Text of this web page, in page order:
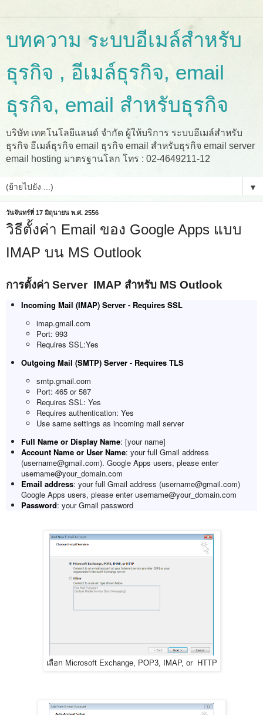
บทความ ระบบอีเมล์สำหรับ
ธุรกิจ , อีเมล์ธุรกิจ, email
ธุรกิจ, email สำหรับธุรกิจ
บริษัท เทคโนโลยีแลนด์ จำกัด ผู้ให้บริการ ระบบอีเมล์สำหรับ
ธุรกิจ อีเมล์ธุรกิจ email ธุรกิจ email สำหรับธุรกิจ email server
email hosting มาตรฐานโลก โทร : 02-4649211-12
▼
วันจันทร์ที่ 17 มิถุนายน พ.ศ. 2556
วิธีตั้งค่า Email ของ Google Apps แบบ
IMAP บน MS Outlook
การตั้งค่า Server IMAP สำหรับ MS Outlook
Incoming Mail (IMAP) Server - Requires SSL
imap.gmail.com
Port: 993
Requires SSL:Yes
Outgoing Mail (SMTP) Server - Requires TLS
smtp.gmail.com
Port: 465 or 587
Requires SSL: Yes
Requires authentication: Yes
Use same settings as incoming mail server
Full Name or Display Name: [your name]
Account Name or User Name: your full Gmail address
(username@gmail.com). Google Apps users, please enter
username@your_domain.com
Email address: your full Gmail address (username@gmail.com)
Google Apps users, please enter username@your_domain.com
Password: your Gmail password
เลือก Microsoft Exchange, POP3, IMAP, or HTTP